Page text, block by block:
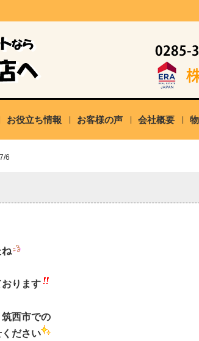
お役立ち情報 お客様の声 会社概要
7/6
ね
ります
西市での
ださい